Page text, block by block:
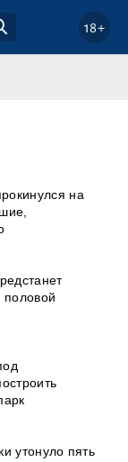
18+
на
утонуло пять